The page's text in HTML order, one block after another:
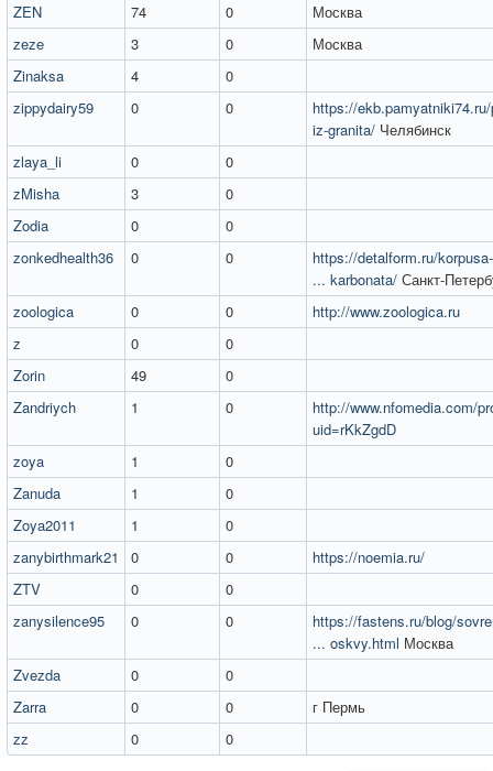
ZEN
74 0
Москва
zeze
3 0
Москва
Zinaksa
4
0
zippydairy59
0 0
https://
iz-granita/ Челябинск
zlaya_li
0
0
zMisha
3
0
Zodia
0
0
zonkedhealth36
0 0
https://detalform.ru/
... karbonata/ Санкт-
zoologica
0 0
http://www.zoologica.ru
z
0
0
Zorin
49
0
Zandriych
1 0
http://www.nfomedia.com/
uid=rKkZgdD
zoya
1
0
Zanuda
1
0
Zoya2011
1
0
zanybirthmark21
0 0
https://noemia.ru/
ZTV
0
0
zanysilence95
0 0
https://fastens.ru/blog/
... oskvy.html Москва
Zvezda
0
0
Zarra
0 0
г Пермь
zz
0 0